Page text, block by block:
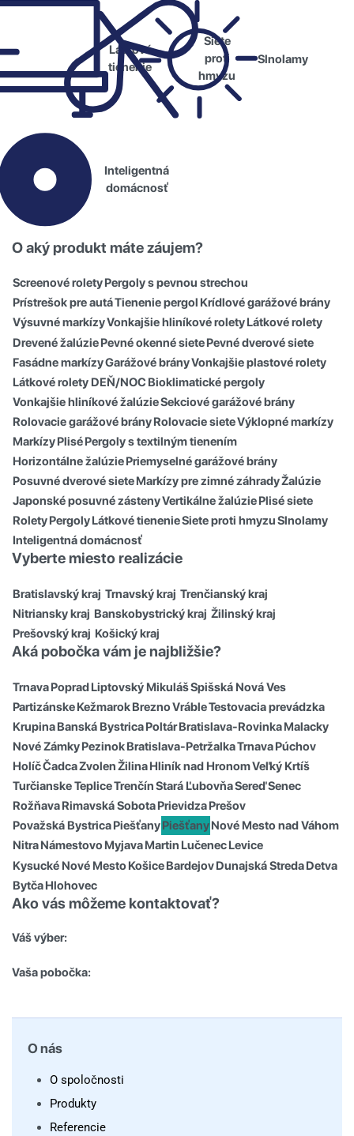
Látkové
tienenie
Siete
proti
hmyzu
Slnolamy
Inteligentná
domácnosť
O aký produkt máte záujem?
Screenové roletyPergoly s pevnou strechou
Prístrešok pre autáTienenie pergol Krídlové garážové brány
Výsuvné markízyVonkajšie hliníkové roletyLátkové rolety
Drevené žalúziePevné okenné sietePevné dverové siete
Fasádne markízyGarážové brányVonkajšie plastové rolety
Látkové rolety DEŇ/NOC Bioklimatické pergoly
Vonkajšie hliníkové žalúzieSekciové garážové brány
Rolovacie garážové brányRolovacie sieteVýklopné markízy
MarkízyPliséPergoly s textilným tienením
Horizontálne žalúziePriemyselné garážové brány
Posuvné dverové sieteMarkízy pre zimné záhradyŽalúzie
Japonské posuvné zástenyVertikálne žalúziePlisé siete
RoletyPergolyLátkové tienenieSiete proti hmyzuSlnolamy
Inteligentná domácnosť
Vyberte miesto realizácie
Bratislavský kraj Trnavský kraj Trenčianský kraj
Nitriansky kraj Banskobystrický kraj Žilinský kraj
Prešovský kraj Košický kraj
Aká pobočka vám je najbližšie?
TrnavaPopradLiptovský MikulášSpišská Nová Ves
PartizánskeKežmarokBreznoVrábleTestovacia prevádzka
KrupinaBanská BystricaPoltárBratislava-RovinkaMalacky
Nové ZámkyPezinokBratislava-PetržalkaTrnavaPúchov
HolíčČadcaZvolenŽilinaHliník nad HronomVeľký Krtíš
Turčianske TepliceTrenčínStará ĽubovňaSereďSenec
RožňavaRimavská SobotaPrievidzaPrešov
Považská BystricaPiešťanyPiešťanyNové Mesto nad Váhom
NitraNámestovo MyjavaMartin LučenecLevice
Kysucké Nové Mesto KošiceBardejovDunajská StredaDetva
BytčaHlohovec
Ako vás môžeme kontaktovať?
Váš výber:
Vaša pobočka:
O nás
O spoločnosti
Produkty
Referencie